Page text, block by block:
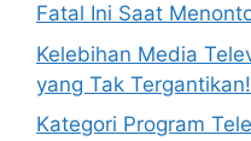
Fatal Ini Saat
Kelebihan Media
yang Tak Tergantikan!
Kategori Program